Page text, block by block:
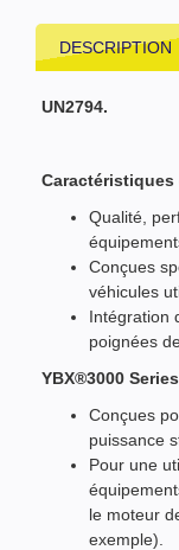
DESCRIPTION
UN2794.
Caractéristiques
Qualité,
Conçues
véhicules
Intégration
poignées
YBX®3000 Series
Conçues
puissance
Pour une
le moteur
exemple).